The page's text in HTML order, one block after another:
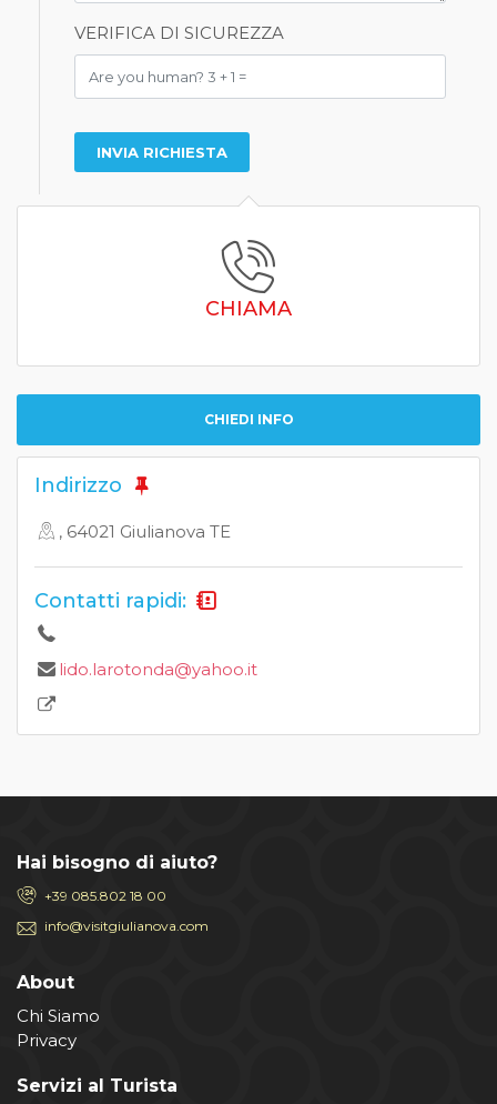
VERIFICA DI SICUREZZA
CHIAMA
CHIEDI INFO
Indirizzo
, 64021 Giulianova TE
Contatti rapidi:
lido.larotonda@yahoo.it
Hai bisogno di aiuto?
+39 085.802 18 00
info@visitgiulianova.com
About
Chi Siamo
Privacy
Servizi al Turista